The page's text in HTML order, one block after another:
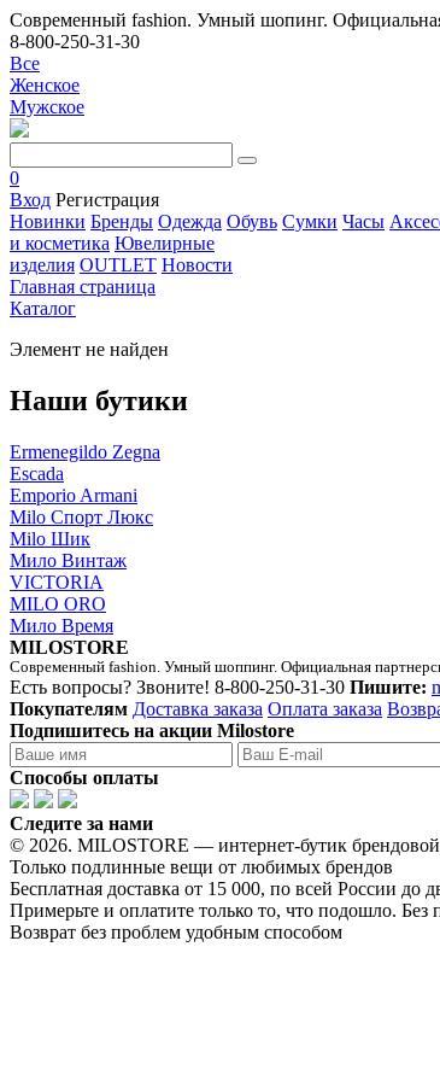
Современный fashion. Умный шопинг. Официальная
8-800-250-31-30
Все
Женское
Мужское
0
Вход Регистрация
Новинки Бренды Одежда Обувь Сумки Часы
и косметика Ювелирные
изделия OUTLET Новости
Главная страница
Каталог
Элемент не найден
Наши бутики
Ermenegildo Zegna
Escada
Emporio Armani
Milo Спорт Люкс
Milo Шик
Мило Винтаж
VICTORIA
MILO ORO
Мило Время
MILOSTORE
Современный fashion. Умный шоппинг. Официальная
Есть вопросы? Звоните! 8-800-250-31-30 Пишите:
Покупателям Доставка заказа Оплата заказа
Подпишитесь на акции Milostore
Способы оплаты
Следите за нами
© 2026. MILOSTORE — интернет-бутик
Только подлинные вещи от любимых брендов
Бесплатная доставка от 15 000, по всей России до
Примерьте и оплатите только то, что подошло. Без
Возврат без проблем удобным способом